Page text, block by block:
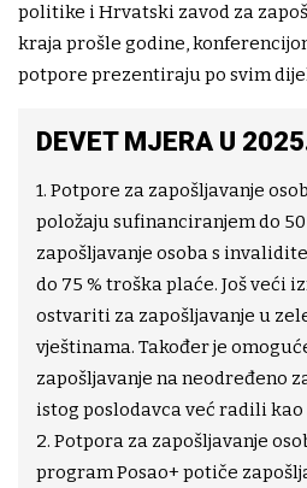
politike i Hrvatski zavod za
kraja prošle godine,
potpore prezentiraju po svim
DEVET MJERA U 2025.
1. Potpore za zapošljavanje
položaju sufinanciranjem do
zapošljavanje osoba s
do 75 % troška plaće. Još veći
ostvariti za zapošljavanje u
vještinama. Također je
zapošljavanje na neodređeno
istog poslodavca već radili
2. Potpora za zapošljavanje
program Posao+ potiče